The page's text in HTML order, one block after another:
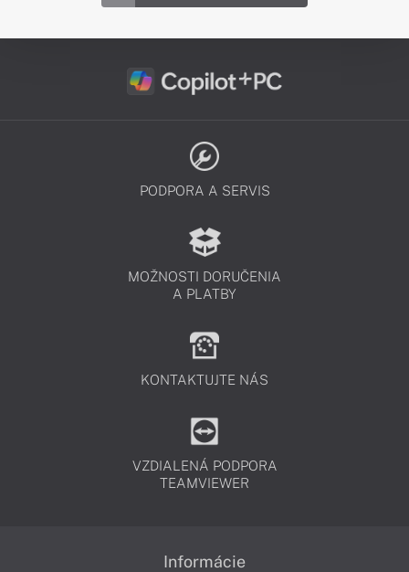
PODPORA A SERVIS
MOŽNOSTI DORUČENIA
A PLATBY
KONTAKTUJTE NÁS
VZDIALENÁ PODPORA
TEAMVIEWER
Informácie